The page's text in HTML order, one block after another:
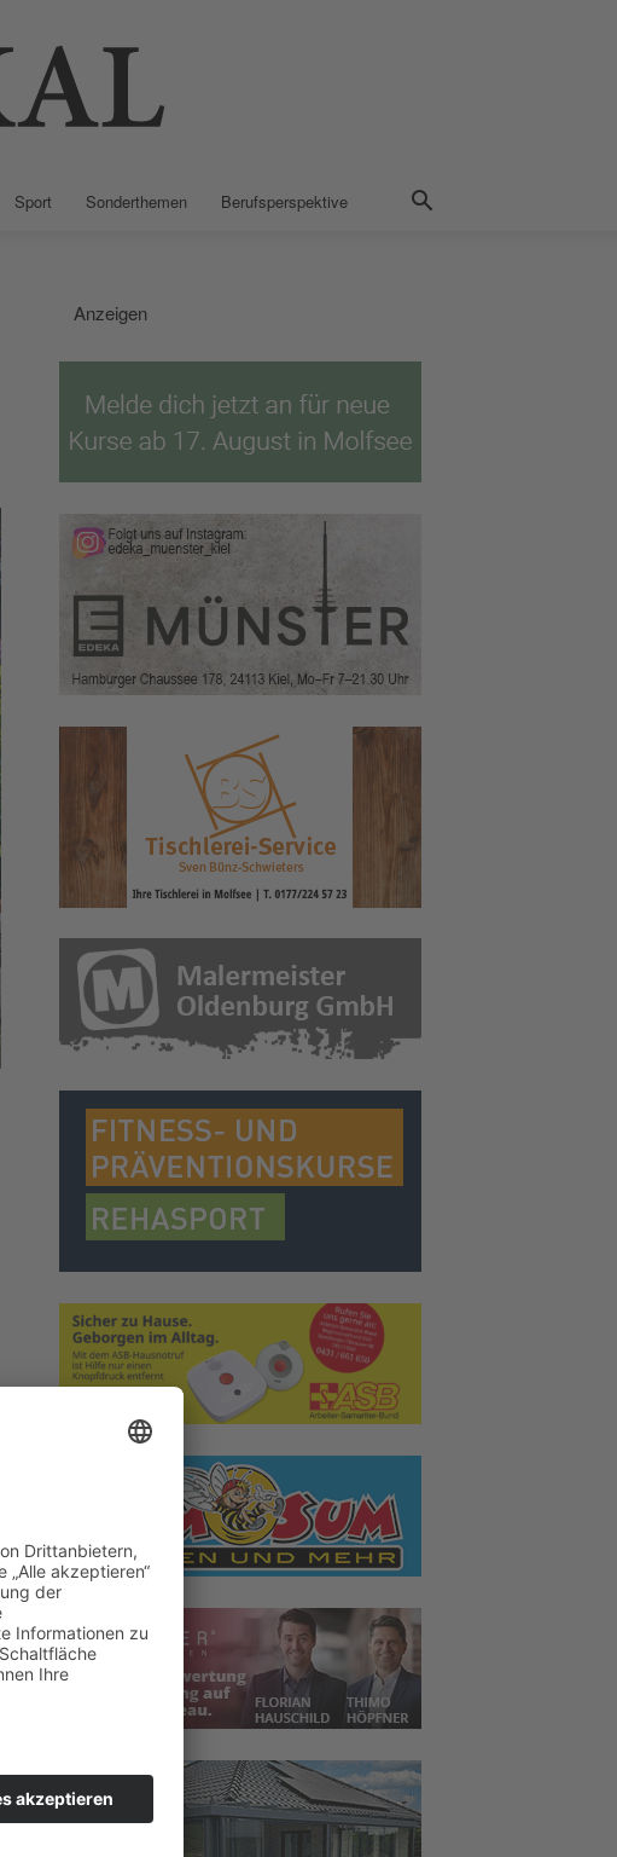
Sport Sonderthemen Berufsperspektive
Anzeigen